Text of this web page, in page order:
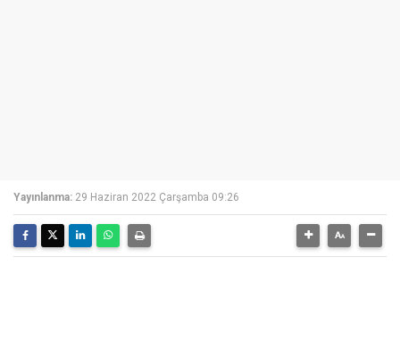
Yayınlanma: 29 Haziran 2022 Çarşamba 09:26